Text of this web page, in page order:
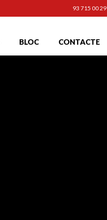
93 715 00 29
BLOC CONTACTE